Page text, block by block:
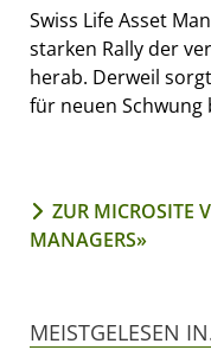
Swiss Life Asset
starken Rally der
herab. Derweil
für neuen Schwung
ZUR MICROSITE
MANAGERS»
MEISTGELESEN